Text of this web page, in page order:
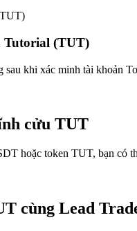
Tutorial (TUT)
khi xác minh tài khoản
cửu TUT
hoặc token TUT, bạn có
cùng Lead